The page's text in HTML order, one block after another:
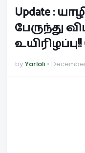
Update :
பேருந்து
by Yarloli